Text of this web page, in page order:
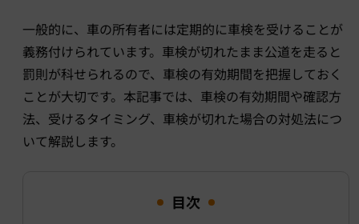
一般的に、車の所有者には定期的に車検を受けることが
義務付けられています。車検が切れたまま公道を走ると
罰則が科せられるので、車検の有効期間を把握しておく
ことが大切です。本記事では、車検の有効期間や確認方
法、受けるタイミング、車検が切れた場合の対処法につ
いて解説します。
目次